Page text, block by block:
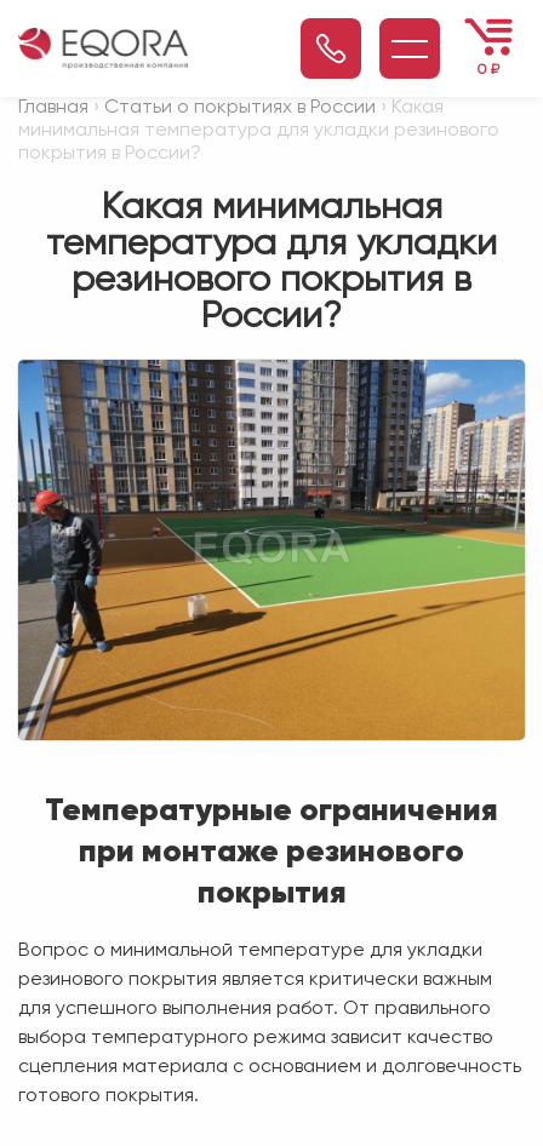
0 ₽
Главная › Статьи о покрытиях в России › Какая
минимальная температура для укладки резинового
покрытия в России?
Какая минимальная
температура для укладки
резинового покрытия в
России?
Температурные ограничения
при монтаже резинового
покрытия
Вопрос о минимальной температуре для укладки
резинового покрытия является критически важным
для успешного выполнения работ. От правильного
выбора температурного режима зависит качество
сцепления материала с основанием и долговечность
готового покрытия.